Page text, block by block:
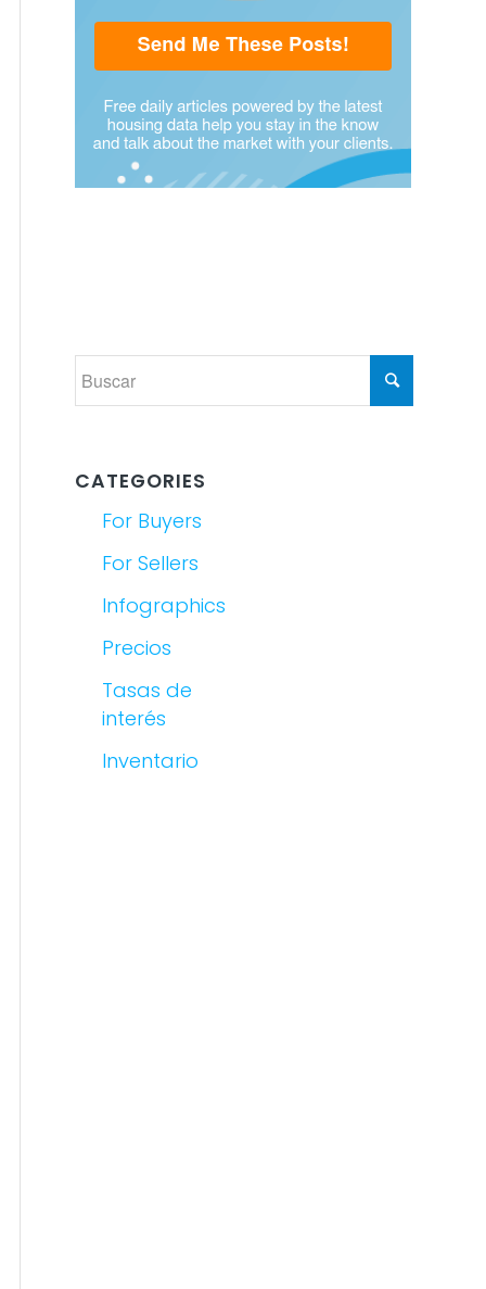
CATEGORIES
For Buyers
For Sellers
Infographics
Precios
Tasas de
interés
Inventario